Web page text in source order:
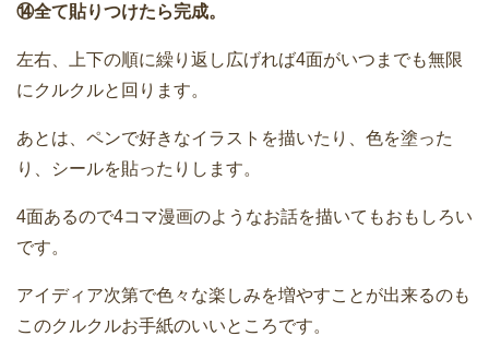
⑭全て貼りつけたら完成。
左右、上下の順に繰り返し広げれば4面がいつまでも無限
にクルクルと回ります。
あとは、ペンで好きなイラストを描いたり、色を塗った
り、シールを貼ったりします。
4面あるので4コマ漫画のようなお話を描いてもおもしろい
です。
アイディア次第で色々な楽しみを増やすことが出来るのも
このクルクルお手紙のいいところです。